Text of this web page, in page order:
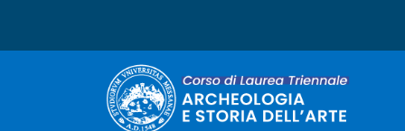
Corso di laurea in